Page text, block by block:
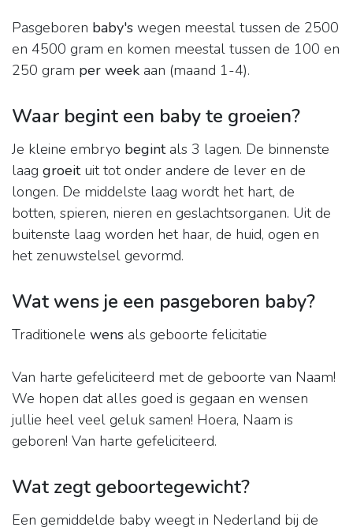
Pasgeboren baby's wegen meestal tussen de 2500
en 4500 gram en komen meestal tussen de 100 en
250 gram per week aan (maand 1-4).
Waar begint een baby te groeien?
Je kleine embryo begintals 3 lagen. De binnenste
laag groeituit tot onder andere de lever en de
longen. De middelste laag wordt het hart, de
botten, spieren, nieren en geslachtsorganen. Uit de
buitenste laag worden het haar, de huid, ogen en
het zenuwstelsel gevormd.
Wat wens je een pasgeboren baby?
Traditionele wens als geboorte felicitatie
Van harte gefeliciteerd met de geboorte van Naam!
We hopen dat alles goed is gegaan en wensen
jullie heel veel geluk samen! Hoera, Naam is
geboren! Van harte gefeliciteerd.
Wat zegt geboortegewicht?
Een gemiddelde baby weegt in Nederland bij de